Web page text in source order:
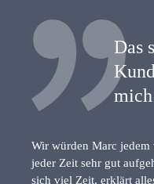
Das
mich
Wir würden Marc
jeder Zeit sehr gut
sich viel Zeit, erklärt